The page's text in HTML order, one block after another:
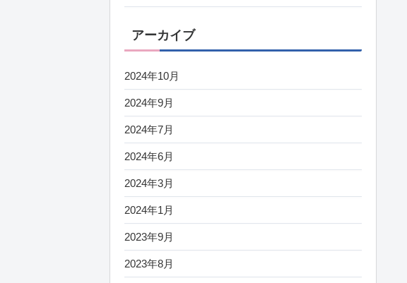
アーカイブ
2024年10月
2024年9月
2024年7月
2024年6月
2024年3月
2024年1月
2023年9月
2023年8月